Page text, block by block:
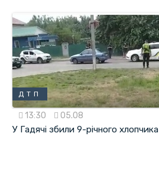
ДТП
13:30 05.08
У Гадячі збили 9-річного хлопчика